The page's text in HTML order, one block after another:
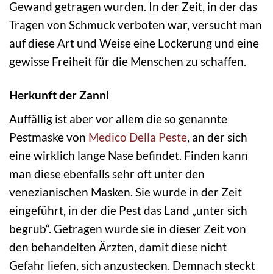
Gewand getragen wurden. In der Zeit, in der das
Tragen von Schmuck verboten war, versucht man
auf diese Art und Weise eine Lockerung und eine
gewisse Freiheit für die Menschen zu schaffen.
Herkunft der Zanni
Auffällig ist aber vor allem die so genannte
Pestmaske von Medico Della Peste, an der sich
eine wirklich lange Nase befindet. Finden kann
man diese ebenfalls sehr oft unter den
venezianischen Masken. Sie wurde in der Zeit
eingeführt, in der die Pest das Land „unter sich
begrub“. Getragen wurde sie in dieser Zeit von
den behandelten Ärzten, damit diese nicht
Gefahr liefen, sich anzustecken. Demnach steckt